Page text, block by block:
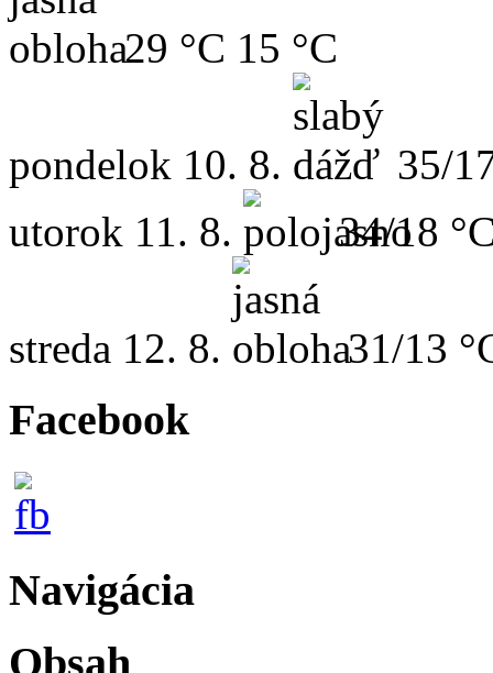
29 °C 15 °C
pondelok 10. 8.
35/
utorok 11. 8. 34/18
streda 12. 8. 31/13
Facebook
Navigácia
Obsah